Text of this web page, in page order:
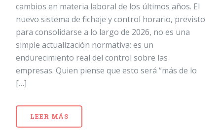
cambios en materia laboral de los últimos años. El
nuevo sistema de fichaje y control horario, previsto
para consolidarse a lo largo de 2026, no es una
simple actualización normativa: es un
endurecimiento real del control sobre las
empresas. Quien piense que esto será “más de lo
[…]
LEER MÁS